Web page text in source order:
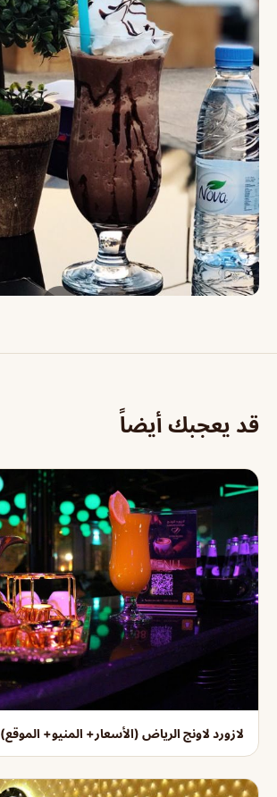
قد يعجبك أيضاً
لازورد لاونج الرياض (الأسعار+ المنيو+ الموقع)